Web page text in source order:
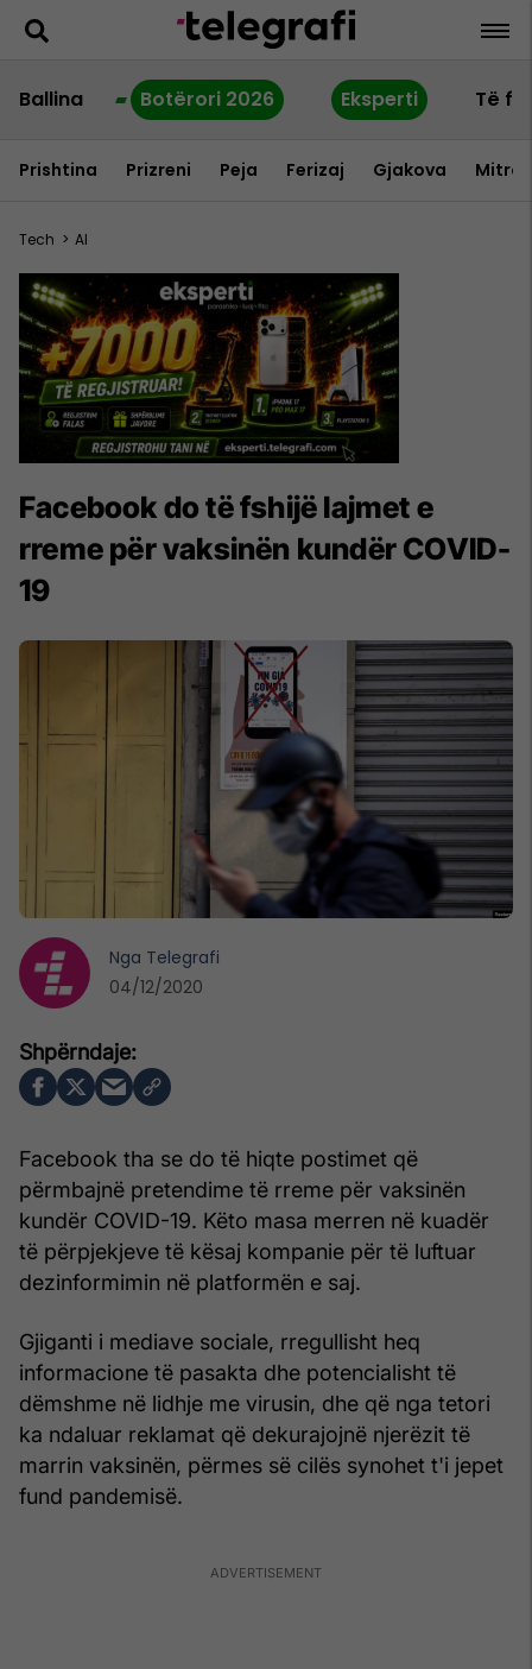
Ballina Botërori 2026 Eksperti Të
Prishtina Prizreni Peja Ferizaj Gjakova
Tech > AI
Facebook do të fshijë lajmet e
rreme për vaksinën kundër COVID-
19
Facebook tha se do të hiqte postimet që
përmbajnë pretendime të rreme për vaksinën
kundër COVID-19. Këto masa merren në kuadër
të përpjekjeve të kësaj kompanie për të luftuar
dezinformimin në platformën e saj.
Gjiganti i mediave sociale, rregullisht heq
informacione të pasakta dhe potencialisht të
dëmshme në lidhje me virusin, dhe që nga tetori
ka ndaluar reklamat që dekurajojnë njerëzit të
marrin vaksinën, përmes së cilës synohet t'i jepet
fund pandemisë.
Nga Telegrafi
04/12/2020